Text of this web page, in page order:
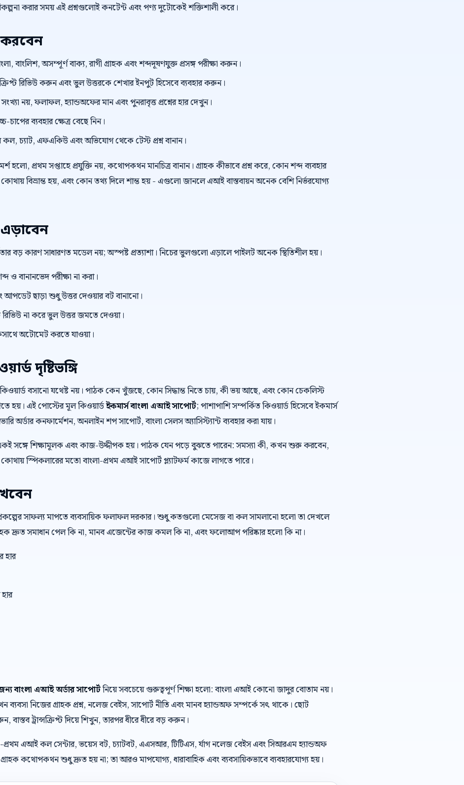
করার সময় এই প্রশ্নগুলোই কনটেন্ট এবং পণ্য দুটোকেই শক্তিশালী করে।
বাংলিশ, অসম্পূর্ণ বাক্য, রাগী গ্রাহক এবং শব্দদূষণযুক্ত প্রসঙ্গ পরীক্ষা করুন।
রিভিউ করুন এবং ভুল উত্তরকে শেখার ইনপুট হিসেবে ব্যবহার করুন।
নয়, ফলাফল, হ্যান্ডঅফের মান এবং পুনরাবৃত্ত প্রশ্নের হার দেখুন।
চাপের ব্যবহার ক্ষেত্র বেছে নিন।
কল, চ্যাট, এফএকিউ এবং অভিযোগ থেকে টেস্ট প্রশ্ন বানান।
হলো, প্রথম সপ্তাহে প্রযুক্তি নয়, কথোপকথন মানচিত্র বানান। গ্রাহক কীভাবে প্রশ্ন করে, কোন শব্দ ব্যবহার
বিভ্রান্ত হয়, এবং কোন তথ্য দিলে শান্ত হয় - এগুলো জানলে এআই বাস্তবায়ন অনেক বেশি নির্ভরযোগ্য
বড় কারণ সাধারণত মডেল নয়; অস্পষ্ট প্রত্যাশা। নিচের ভুলগুলো এড়ালে পাইলট অনেক স্থিতিশীল হয়।
ও বানানভেদ পরীক্ষা না করা।
আপডেট ছাড়া শুধু উত্তর দেওয়ার বট বানানো।
রিভিউ না করে ভুল উত্তর জমতে দেওয়া।
অটোমেট করতে যাওয়া।
দৃষ্টিভঙ্গি
বসানো যথেষ্ট নয়। পাঠক কেন খুঁজছে, কোন সিদ্ধান্ত নিতে চায়, কী ভয় আছে, এবং কোন চেকলিস্ট
হয়। এই পোস্টের মূল কিওয়ার্ডইকমার্স বাংলা এআই সাপোর্ট; পাশাপাশি সম্পর্কিত কিওয়ার্ড হিসেবে ইকমার্স
অর্ডার কনফার্মেশন, অনলাইন শপ সাপোর্ট, বাংলা সেলস অ্যাসিস্ট্যান্ট ব্যবহার করা যায়।
সঙ্গে শিক্ষামূলক এবং কাজ-উদ্দীপক হয়। পাঠক যেন পড়ে বুঝতে পারেন: সমস্যা কী, কখন শুরু করবেন,
স্পিকলারের মতো বাংলা-প্রথম এআই সাপোর্ট প্ল্যাটফর্ম কাজে লাগতে পারে।
সাফল্য মাপতে ব্যবসায়িক ফলাফল দরকার। শুধু কতগুলো মেসেজ বা কল সামলানো হলো তা দেখলে
দ্রুত সমাধান পেল কি না, মানব এজেন্টের কাজ কমল কি না, এবং ফলোআপ পরিষ্কার হলো কি না।
হার
বাংলা এআই অর্ডার সাপোর্টনিয়ে সবচেয়ে গুরুত্বপূর্ণ শিক্ষা হলো: বাংলা এআই কোনো জাদুর বোতাম নয়।
নিজের গ্রাহক প্রশ্ন, নলেজ বেইস, সাপোর্ট নীতি এবং মানব হ্যান্ডঅফ সম্পর্কে সৎ থাকে। ছোট
ট্রান্সক্রিপ্ট দিয়ে শিখুন, তারপর ধীরে ধীরে বড় করুন।
প্রথম এআই কল সেন্টার, ভয়েস বট, চ্যাটবট, এএসআর, টিটিএস, র্যাগ নলেজ বেইস এবং সিআরএম হ্যান্ডঅফ
কথোপকথন শুধু দ্রুত হয় না; তা আরও মাপযোগ্য, ধারাবাহিক এবং ব্যবসায়িকভাবে ব্যবহারযোগ্য হয়।